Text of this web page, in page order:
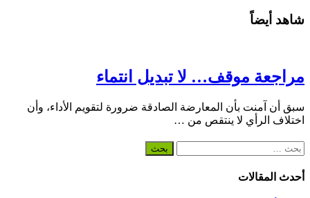
شاهد أيضاً
مراجعة موقف… لا تبديل انتماء
سبق أن آمنت بأن المعارضة الصادقة ضرورة لتقويم الأداء، وأن
اختلاف الرأي لا ينتقص من …
البحث
أحدث المقالات